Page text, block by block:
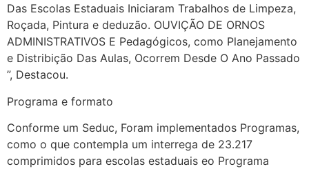
Das Escolas Estaduais Iniciaram Trabalhos de Limpeza,
Roçada, Pintura e deduzão. OUVIÇÃO DE ORNOS
ADMINISTRATIVOS E Pedagógicos, como Planejamento
e Distribição Das Aulas, Ocorrem Desde O Ano Passado
”, Destacou.
Programa e formato
Conforme um Seduc, Foram implementados Programas,
como o que contempla um interrega de 23.217
comprimidos para escolas estaduais eo Programa